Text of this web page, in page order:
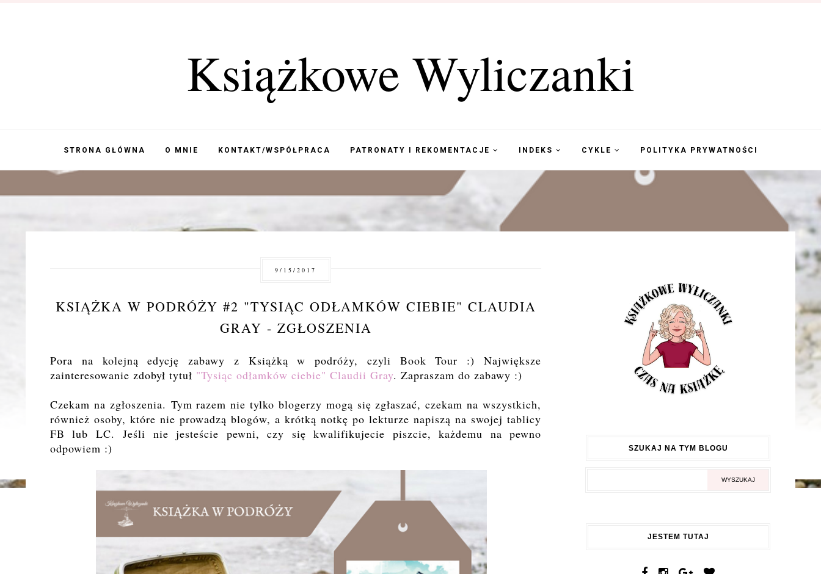
Książkowe Wyliczanki
STRONA GŁÓWNA O MNIE KONTAKT/WSPÓŁPRACA PATRONATY I REKOMENTACJE INDEKS CYKLE POLITYKA PRYWATNOŚCI
9/15/2017
KSIĄŻKA W PODRÓŻY #2 "TYSIĄC ODŁAMKÓW CIEBIE" CLAUDIA
GRAY - ZGŁOSZENIA
Pora na kolejną edycję zabawy z Książką w podróży, czyli Book Tour :) Największe
zainteresowanie zdobył tytuł "Tysiąc odłamków ciebie" Claudii Gray. Zapraszam do zabawy :)
Czekam na zgłoszenia. Tym razem nie tylko blogerzy mogą się zgłaszać, czekam na wszystkich,
również osoby, które nie prowadzą blogów, a krótką notkę po lekturze napiszą na swojej tablicy
FB lub LC.Jeśli nie jesteście pewni, czy się kwalifikujecie piszcie, każdemu na pewno
odpowiem :)
SZUKAJ NA TYM BLOGU
JESTEM TUTAJ